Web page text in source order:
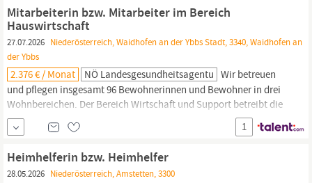
Mitarbeiterin bzw. Mitarbeiter im Bereich
Hauswirtschaft
27.07.2026 Niederösterreich, Waidhofen an der Ybbs Stadt, 3340, Waidhofen an
der Ybbs
2.376 € / Monat NÖ Landesgesundheitsagentu Wir betreuen
und pflegen insgesamt 96 Bewohnerinnen und Bewohner in drei
Wohnbereichen. Der Bereich Wirtschaft und Support betreibt die
Verwaltung und
sowie eine hauseigene Cafeteria
mit rund 20 Plätzen. Ihre Aufgaben:
Hauswirtschaftliche
Aufrechterhaltung...
1
Heimhelferin bzw. Heimhelfer
28.05.2026 Niederösterreich, Amstetten, 3300